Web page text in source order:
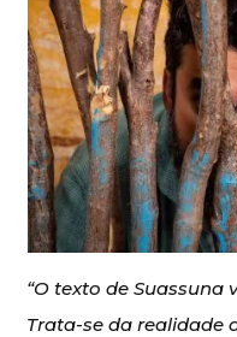
“O texto de
Trata-se da realidade